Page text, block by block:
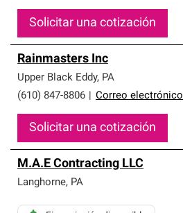
Solicitar una cotización
Rainmasters Inc
Upper Black Eddy, PA
(610) 847-8806
Correo electrónico
Solicitar una cotización
M.A.E Contracting LLC
Langhorne, PA